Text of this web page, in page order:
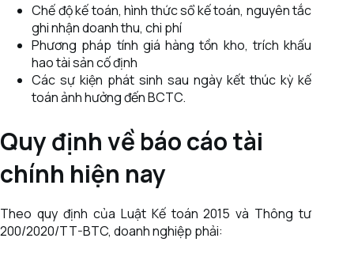
Chế độ kế toán, hình thức sổ kế toán, nguyên tắc
ghi nhận doanh thu, chi phí
Phương pháp tính giá hàng tồn kho, trích khấu
hao tài sản cố định
Các sự kiện phát sinh sau ngày kết thúc kỳ kế
toán ảnh hưởng đến BCTC.
Quy định về báo cáo tài
chính hiện nay
Theo quy định của Luật Kế toán 2015 và Thông tư
200/2020/TT-BTC, doanh nghiệp phải: